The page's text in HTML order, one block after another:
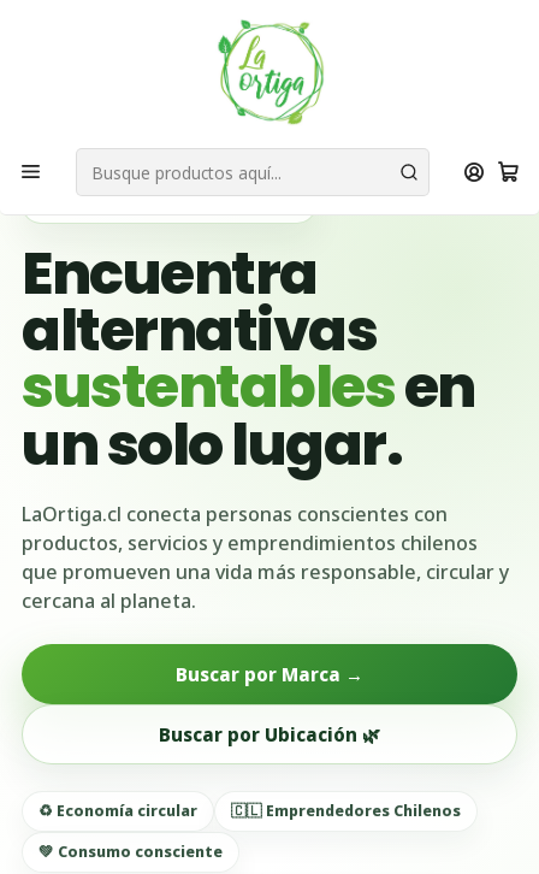
Bienvenid@s a quienes quieren un planeta más verde...
Nuestra Misión
Ubicación Emprendedores Región de Antofagasta
Tocopilla
🌱 BUSCADOR VERDE DE CHILE
Encuentra
alternativas
sustentablesen
un solo lugar.
LaOrtiga.cl conecta personas conscientes con
productos, servicios y emprendimientos chilenos
que promueven una vida más responsable, circular y
cercana al planeta.
Buscar por Marca →
Buscar por Ubicación 🌿
♻️ Economía circular
🇨🇱 Emprendedores Chilenos
💚 Consumo consciente